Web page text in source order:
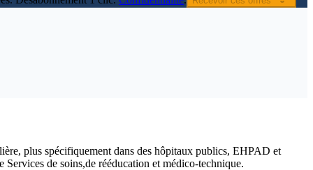
plus spécifiquement dans des hôpitaux publics, EHPAD et
de soins,de rééducation et médico-technique.